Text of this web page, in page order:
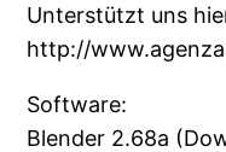
Unterstützt uns
http://
Software:
Blender 2.68a